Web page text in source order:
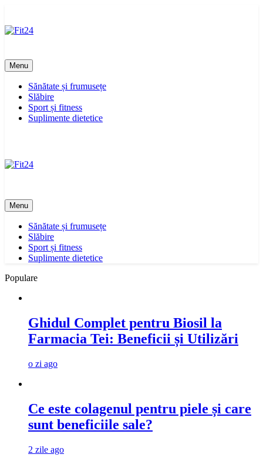
content
Menu
Sănătate și frumusețe
Slăbire
Sport și fitness
Suplimente dietetice
Menu
Sănătate și frumusețe
Slăbire
Sport și fitness
Suplimente dietetice
Populare
Ghidul Complet pentru Biosil la
Farmacia Tei: Beneficii și Utilizări
o zi ago
Ce este colagenul pentru piele și care
sunt beneficiile sale?
2 zile ago